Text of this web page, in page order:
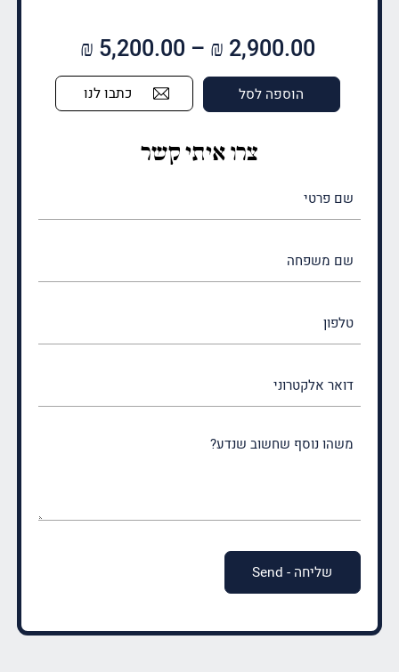
₪ 2,900.00
–
₪ 5,200.00
מחירים:
הוספה לסל כתבו לנו
צרו איתי קשר
(חובה)
(חובה)